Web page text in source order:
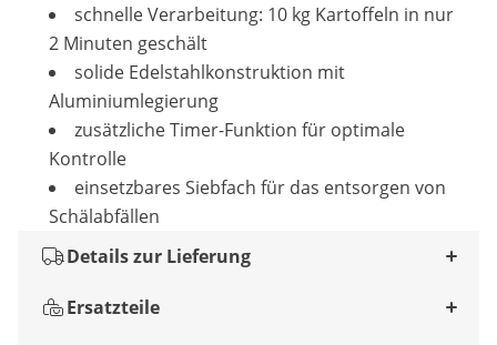
schnelle Verarbeitung: 10 kg Kartoffeln in nur
2 Minuten geschält
solide Edelstahlkonstruktion mit
Aluminiumlegierung
zusätzliche Timer-Funktion für optimale
Kontrolle
einsetzbares Siebfach für das entsorgen von
Schälabfällen
Details zur Lieferung
Ersatzteile